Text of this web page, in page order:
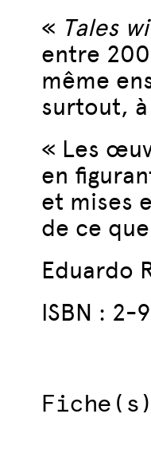
« Tales
entre
même
surtout,
« Les
en
et mises
de ce
Eduardo
ISBN : 2-